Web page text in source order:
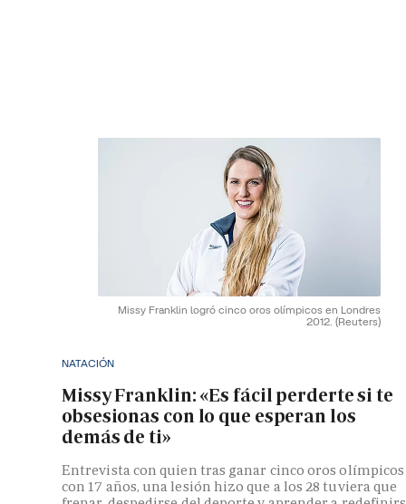
Missy Franklin logró cinco oros olímpicos en Londres
2012. (Reuters)
NATACIÓN
Missy Franklin: «Es fácil perderte si te
obsesionas con lo que esperan los
demás de ti»
Entrevista con quien tras ganar cinco oros olímpicos
con 17 años, una lesión hizo que a los 28 tuviera que